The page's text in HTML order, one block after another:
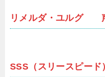
リメルダ・ユルグ
SSS（スリースピー